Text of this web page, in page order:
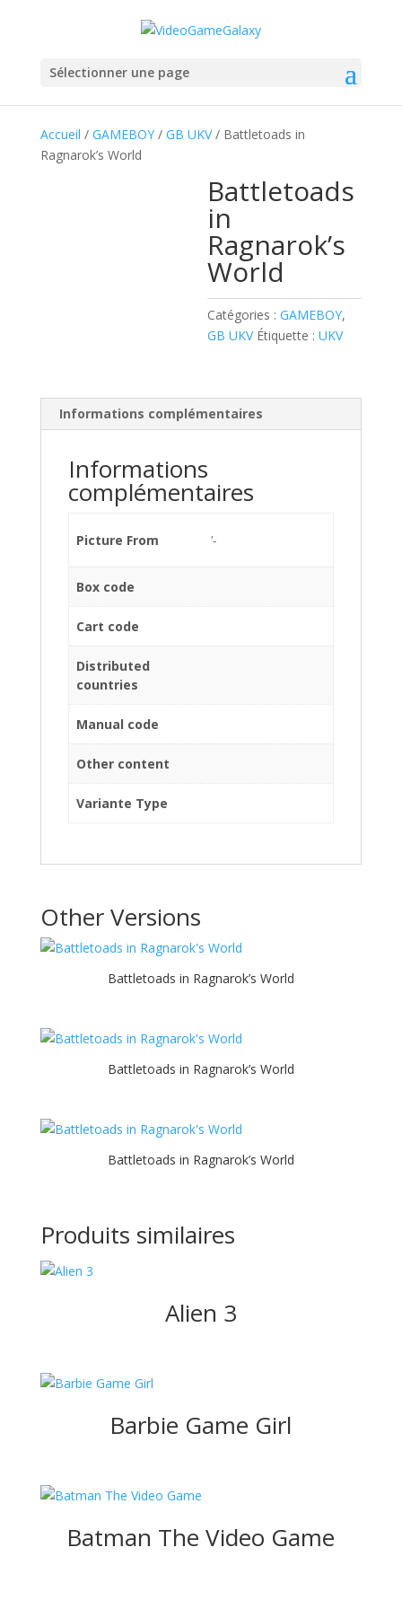
Sélectionner une page
Accueil / GAMEBOY/ GB UKV/ Battletoads in
Ragnarok’s World
Battletoads
in
Ragnarok’s
World
Catégories :GAMEBOY,
GB UKV Étiquette :UKV
Informations complémentaires
Informations
complémentaires
Picture From '-
Box code
Cart code
Distributed
countries
Manual code
Other content
Variante Type
Other Versions
Battletoads in Ragnarok’s World
Battletoads in Ragnarok’s World
Battletoads in Ragnarok’s World
Produits similaires
Alien 3
Barbie Game Girl
Batman The Video Game